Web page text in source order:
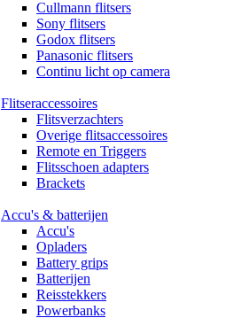
Cullmann flitsers
Sony flitsers
Godox flitsers
Panasonic flitsers
Continu licht op camera
Flitseraccessoires
Flitsverzachters
Overige flitsaccessoires
Remote en Triggers
Flitsschoen adapters
Brackets
Accu's & batterijen
Accu's
Opladers
Battery grips
Batterijen
Reisstekkers
Powerbanks